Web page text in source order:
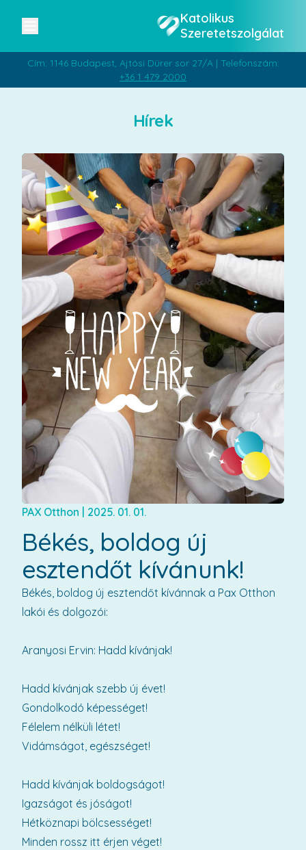
Katolikus
Szeretetszolgálat
Cím: 1146 Budapest, Ajtósi Dürer sor 27/A | Telefonszám:
+36 1 479 2000
Hírek
PAX Otthon 2025. 01. 01.
Békés, boldog új
esztendőt kívánunk!
Békés, boldog új esztendőt kívánnak a Pax Otthon
lakói és dolgozói:
Aranyosi Ervin: Hadd kívánjak!
Hadd kívánjak szebb új évet!
Gondolkodó képességet!
Félelem nélküli létet!
Vidámságot, egészséget!
Hadd kívánjak boldogságot!
Igazságot és jóságot!
Hétköznapi bölcsességet!
Minden rossz itt érjen véget!